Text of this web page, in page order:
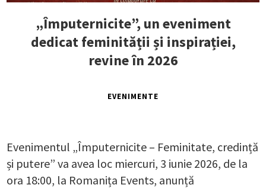
„Împuternicite”, un eveniment
dedicat feminității și inspirației,
revine în 2026
EVENIMENTE
Evenimentul „Împuternicite – Feminitate, credință
și putere” va avea loc miercuri, 3 iunie 2026, de la
ora 18:00, la Romanița Events, anunță